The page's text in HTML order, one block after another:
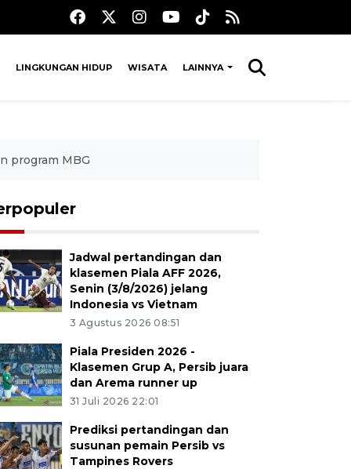
LINGKUNGAN HIDUP WISATA LAINNYA
program MBG
Jadwal pertandingan dan
klasemen Piala AFF 2026,
Senin (3/8/2026) jelang
Indonesia vs Vietnam
3 Agustus 2026 08:51
Piala Presiden 2026 -
Klasemen Grup A, Persib juara
dan Arema runner up
31 Juli 2026 22:01
Prediksi pertandingan dan
susunan pemain Persib vs
Tampines Rovers